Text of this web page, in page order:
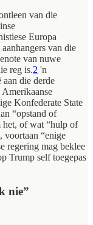
van die
Europa
van die
van nuwe
reg is.2 'n
die derde
Konfederate State
“opstand of
het, of wat “hulp of
voortaan “enige
regering mag beklee
Trump self toegepas
nie”